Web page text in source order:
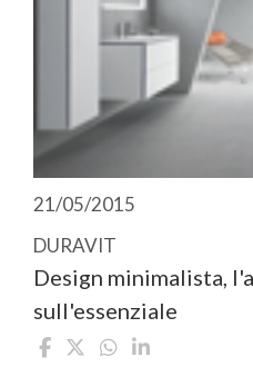
21/05/2015
DURAVIT
Design minimalista,
sull'essenziale